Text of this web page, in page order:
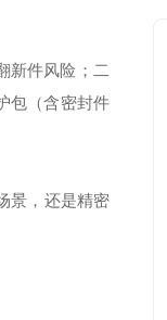
新件风险；二
包（含密封件
景，还是精密